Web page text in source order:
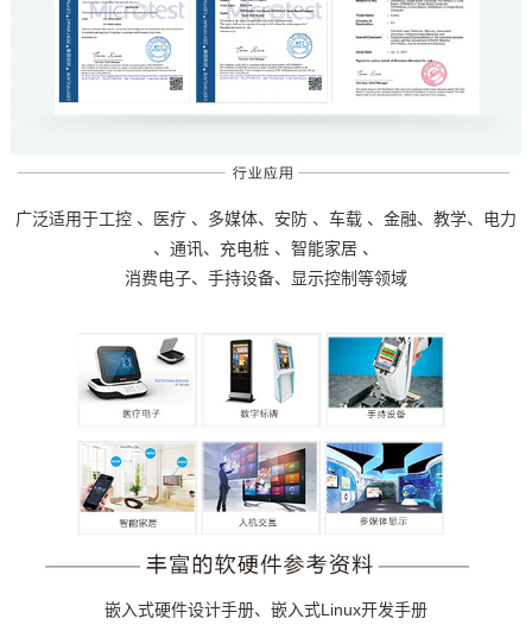
广泛适用于工控 、 医疗 、多媒体、 安防 、 车载 、金融、教学、 电力
、通讯、 充电桩 、 智能家居 、
消费电子、手持设备、显示控制等领域
嵌入式硬件设计手册、嵌入式Linux开发手册